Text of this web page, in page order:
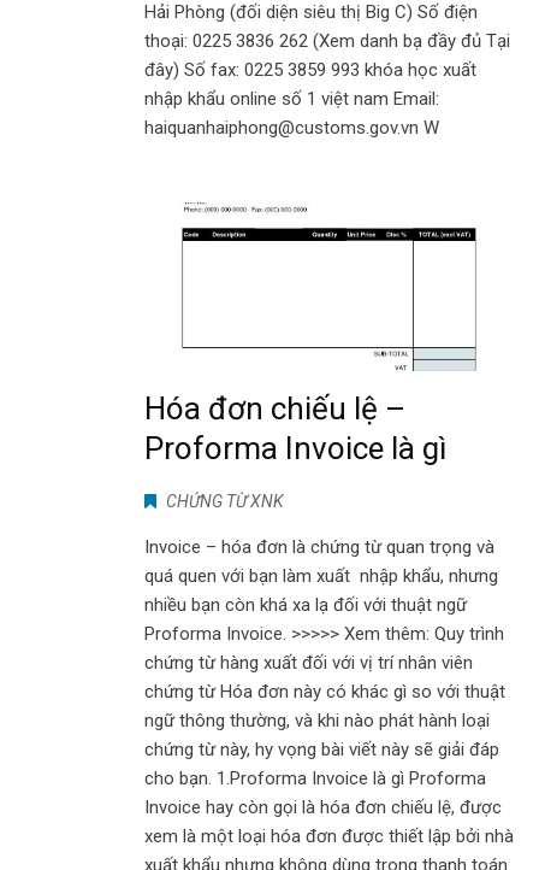
Hải Phòng (đối diện siêu thị Big C) Số điện
thoại: 0225 3836 262 (Xem danh bạ đầy đủ Tại
đây) Số fax: 0225 3859 993 khóa học xuất
nhập khẩu online số 1 việt nam Email:
haiquanhaiphong@customs.gov.vn W
Hóa đơn chiếu lệ –
Proforma Invoice là gì
CHỨNG TỪ XNK
Invoice – hóa đơn là chứng từ quan trọng và
quá quen với bạn làm xuất nhập khẩu, nhưng
nhiều bạn còn khá xa lạ đối với thuật ngữ
Proforma Invoice. >>>>> Xem thêm: Quy trình
chứng từ hàng xuất đối với vị trí nhân viên
chứng từ Hóa đơn này có khác gì so với thuật
ngữ thông thường, và khi nào phát hành loại
chứng từ này, hy vọng bài viết này sẽ giải đáp
cho bạn. 1.Proforma Invoice là gì Proforma
Invoice hay còn gọi là hóa đơn chiếu lệ, được
xem là một loại hóa đơn được thiết lập bởi nhà
xuất khẩu nhưng không dùng trong thanh toán